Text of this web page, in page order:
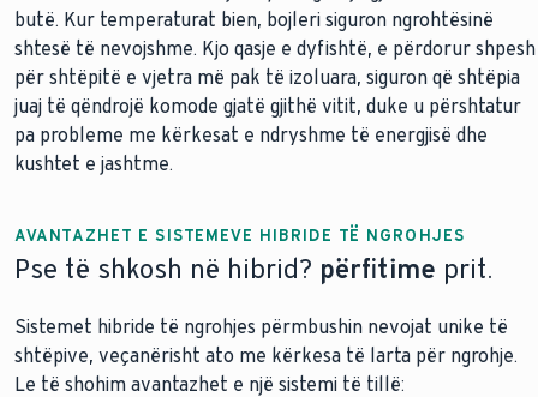
butë. Kur temperaturat bien, bojleri siguron ngrohtësinë
shtesë të nevojshme. Kjo qasje e dyfishtë, e përdorur shpesh
për shtëpitë e vjetra më pak të izoluara, siguron që shtëpia
juaj të qëndrojë komode gjatë gjithë vitit, duke u përshtatur
pa probleme me kërkesat e ndryshme të energjisë dhe
kushtet e jashtme.
AVANTAZHET E SISTEMEVE HIBRIDE TË NGROHJES
Pse të shkosh në hibrid? përfitime prit.
Sistemet hibride të ngrohjes përmbushin nevojat unike të
shtëpive, veçanërisht ato me kërkesa të larta për ngrohje.
Le të shohim avantazhet e një sistemi të tillë: